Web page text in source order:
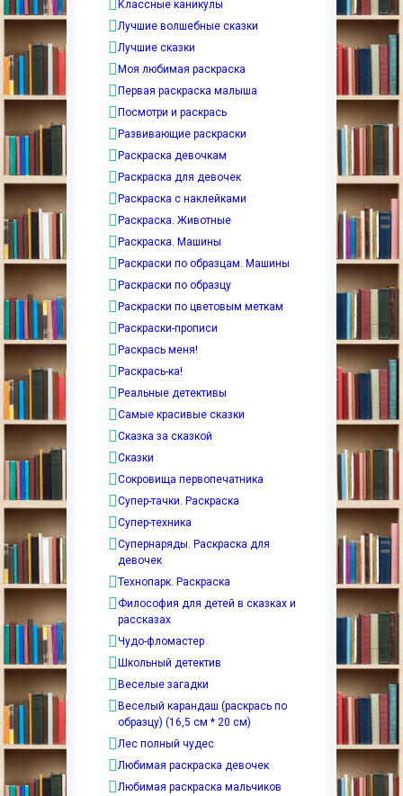
Классные каникулы
Лучшие волшебные сказки
Лучшие сказки
Моя любимая раскраска
Первая раскраска малыша
Посмотри и раскрась
Развивающие раскраски
Раскраска девочкам
Раскраска для девочек
Раскраска с наклейками
Раскраска. Животные
Раскраска. Машины
Раскраски по образцам. Машины
Раскраски по образцу
Раскраски по цветовым меткам
Раскраски-прописи
Раскрась меня!
Раскрась-ка!
Реальные детективы
Самые красивые сказки
Сказка за сказкой
Сказки
Сокровища первопечатника
Супер-тачки. Раскраска
Супер-техника
Супернаряды. Раскраска для
девочек
Технопарк. Раскраска
Философия для детей в сказках и
рассказах
Чудо-фломастер
Школьный детектив
Веселые загадки
Веселый карандаш (раскрась по
образцу) (16,5 см * 20 см)
Лес полный чудес
Любимая раскраска девочек
Любимая раскраска мальчиков